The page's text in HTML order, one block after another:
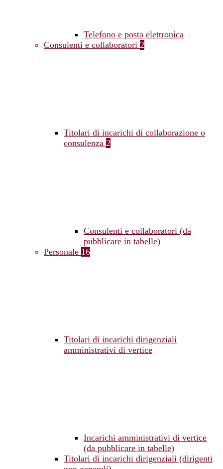
Telefono e posta elettronica
Consulenti e collaboratori 2
Titolari di incarichi di collaborazione o
consulenza 2
Consulenti e collaboratori (da
pubblicare in tabelle)
Personale 16
Titolari di incarichi dirigenziali
amministrativi di vertice
Incarichi amministrativi di vertice
(da pubblicare in tabelle)
Titolari di incarichi dirigenziali (dirigenti